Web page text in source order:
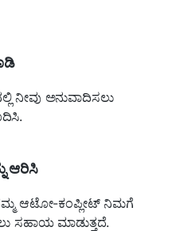
ನೀವು ಅನುವಾದಿಸಲು
ಆರಿಸಿ
ಆಟೋ-ಕಂಪ್ಲೀಟ್ ನಿಮಗೆ
ಸಹಾಯ ಮಾಡುತ್ತದೆ.